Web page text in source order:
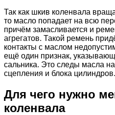
Так как шкив коленвала
то масло попадает на всю
причём замасливается и
агрегатов. Такой ремень
контакты с маслом
ещё один признак,
сальника. Это следы масла
сцепления и блока цилиндров.
Для чего нужно
коленвала